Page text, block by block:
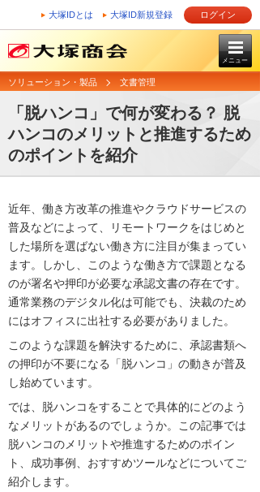
大塚IDとは 大塚ID新規登録 ログイン
メニュー
ソリューション・製品 文書管理
「脱ハンコ」で何が変わる？ 脱
ハンコのメリットと推進するため
のポイントを紹介
近年、働き方改革の推進やクラウドサービスの
普及などによって、リモートワークをはじめと
した場所を選ばない働き方に注目が集まってい
ます。しかし、このような働き方で課題となる
のが署名や押印が必要な承認文書の存在です。
通常業務のデジタル化は可能でも、決裁のため
にはオフィスに出社する必要がありました。
このような課題を解決するために、承認書類へ
の押印が不要になる「脱ハンコ」の動きが普及
し始めています。
では、脱ハンコをすることで具体的にどのよう
なメリットがあるのでしょうか。この記事では
脱ハンコのメリットや推進するためのポイン
ト、成功事例、おすすめツールなどについてご
紹介します。